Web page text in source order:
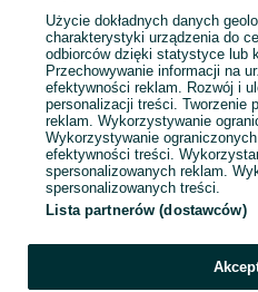
Użycie dokładnych danych
charakterystyki urządzenia do
odbiorców dzięki statystyce lub
Przechowywanie informacji na
efektywności reklam. Rozwój i
personalizacji treści. Tworzenie
reklam. Wykorzystywanie
Wykorzystywanie
efektywności treści.
spersonalizowanych reklam.
spersonalizowanych treści.
Lista partnerów (dostawców)